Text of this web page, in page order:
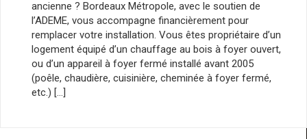
ancienne ? Bordeaux Métropole, avec le soutien de
l’ADEME, vous accompagne financièrement pour
remplacer votre installation. Vous êtes propriétaire d’un
logement équipé d’un chauffage au bois à foyer ouvert,
ou d’un appareil à foyer fermé installé avant 2005
(poêle, chaudière, cuisinière, cheminée à foyer fermé,
etc.) […]